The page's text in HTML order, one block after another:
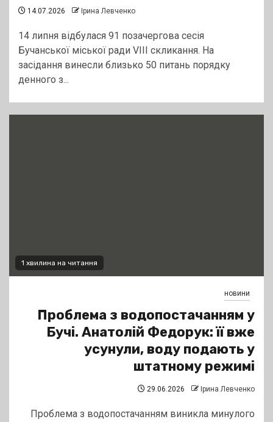
14.07.2026 Ірина Левченко
14 липня відбулася 91 позачергова сесія
Бучанської міської ради VIIІ скликання. На
засідання винесли близько 50 питань порядку
денного з...
1 хвилина на читання
новини
Проблема з водопостачанням у
Бучі. Анатолій Федорук: її вже
усунули, воду подають у
штатному режимі
29.06.2026 Ірина Левченко
Проблема з водопостачанням виникла минулого